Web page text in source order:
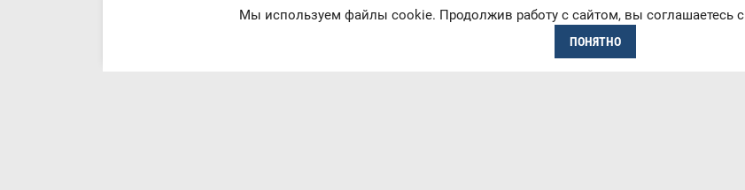
Мы используем файлы cookie. Продолжив работу с сайтом, вы соглашаетесь с
ПОНЯТНО